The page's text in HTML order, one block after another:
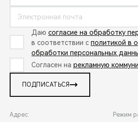
Даю согласие на обработку
в соответствии с политикой в
обработки персональных
Согласен на рекламную
ПОДПИСАТЬСЯ
Адрес: Режим